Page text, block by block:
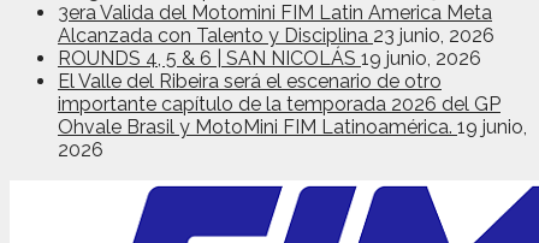
3era Valida del Motomini FIM Latin America Meta
Alcanzada con Talento y Disciplina 23 junio, 2026
ROUNDS 4, 5 & 6 | SAN NICOLÁS 19 junio, 2026
El Valle del Ribeira será el escenario de otro
importante capítulo de la temporada 2026 del GP
Ohvale Brasil y MotoMini FIM Latinoamérica. 19 junio,
2026